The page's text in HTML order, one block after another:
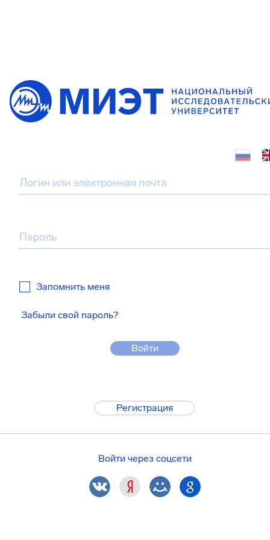
Запомнить меня
Забыли свой пароль?
Войти
Регистрация
Войти через соцсети